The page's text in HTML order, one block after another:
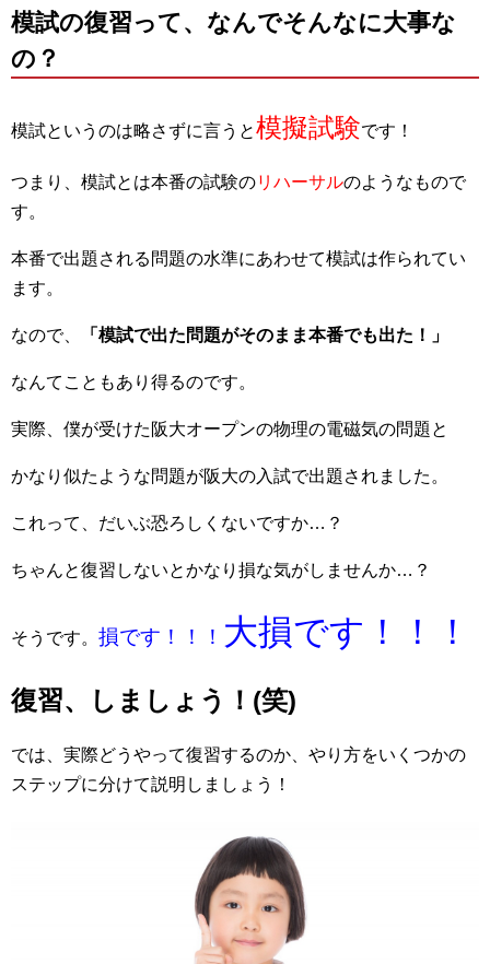
模試の復習って、なんでそんなに大事な
の？
模試というのは略さずに言うと模擬試験です！
つまり、模試とは本番の試験のリハーサルのようなもので
す。
本番で出題される問題の水準にあわせて模試は作られてい
ます。
なので、 「模試で出た問題がそのまま本番でも出た！」
なんてこともあり得るのです。
実際、僕が受けた阪大オープンの物理の電磁気の問題と
かなり似たような問題が阪大の入試で出題されました。
これって、だいぶ恐ろしくないですか…？
ちゃんと復習しないとかなり損な気がしませんか…？
そうです。 損です！！！ 大損です！！！
復習、しましょう！(笑)
では、実際どうやって復習するのか、やり方をいくつかの
ステップに分けて説明しましょう！